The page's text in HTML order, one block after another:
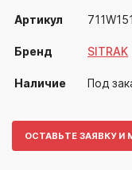
Артикул
Бренд SITRAK
Наличие Под
ОСТАВЬТЕ ЗАЯВКУ